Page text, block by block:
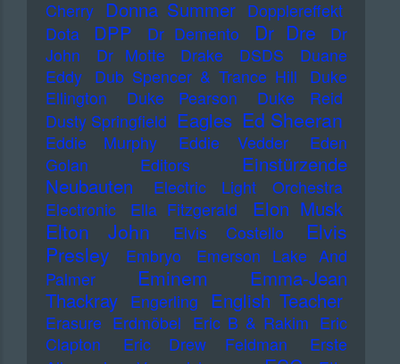
Cherry Donna Summer Dopplereffekt
Dota
DPP Dr Demento Dr Dre
Dr
John
Dr Motte Drake DSDS
Duane
Eddy
Dub Spencer & Trance Hill
Duke
Ellington
Duke Pearson
Duke Reid
Dusty Springfield Eagles Ed Sheeran
Eddie Murphy Eddie Vedder
Eden
Golan
Editors
Einstürzende
Neubauten
Electric Light Orchestra
Electronic
Ella Fitzgerald Elon Musk
Elton John Elvis Costello
Elvis
Presley
Embryo
Emerson Lake And
Palmer
Eminem
Emma-Jean
Thackray
Engerling English Teacher
Erasure Erdmöbel Eric B & Rakim Eric
Clapton
Eric Drew Feldman
Erste